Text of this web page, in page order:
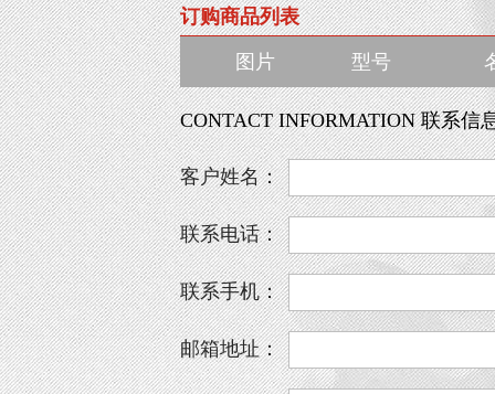
订购商品列表
图片 型号
CONTACT INFORMATION 联系信
客户姓名：
联系电话：
联系手机：
邮箱地址：